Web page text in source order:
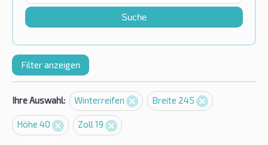
Suche
Filter anzeigen
Ihre Auswahl: Winterreifen Breite 245
Höhe 40 Zoll 19